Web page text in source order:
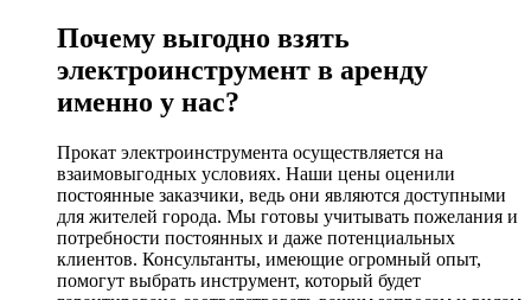
Почему выгодно взять
электроинструмент в аренду
именно у нас?
Прокат электроинструмента осуществляется на
взаимовыгодных условиях. Наши цены оценили
постоянные заказчики, ведь они являются доступными
для жителей города. Мы готовы учитывать пожелания и
потребности постоянных и даже потенциальных
клиентов. Консультанты, имеющие огромный опыт,
помогут выбрать инструмент, который будет